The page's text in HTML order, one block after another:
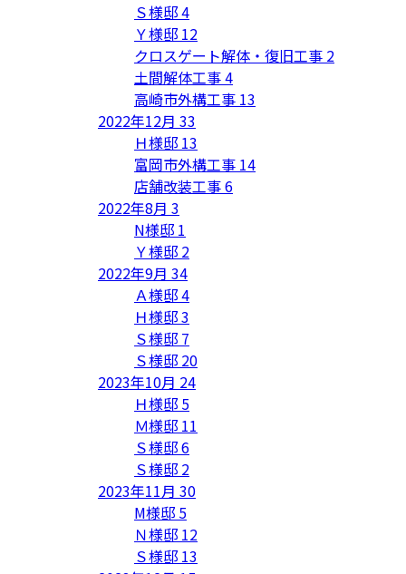
Ｓ様邸4
Ｙ様邸 12
クロスゲート解体・復旧工事 2
土間解体工事4
高崎市外構工事 13
2022年12月 33
Ｈ様邸 13
富岡市外構工事 14
店舗改装工事6
2022年8月 3
N様邸 1
Ｙ様邸 2
2022年9月 34
Ａ様邸4
Ｈ様邸3
Ｓ様邸 7
Ｓ様邸 20
2023年10月 24
Ｈ様邸 5
Ｍ様邸 11
Ｓ様邸6
Ｓ様邸 2
2023年11月 30
M様邸 5
Ｎ様邸 12
Ｓ様邸 13